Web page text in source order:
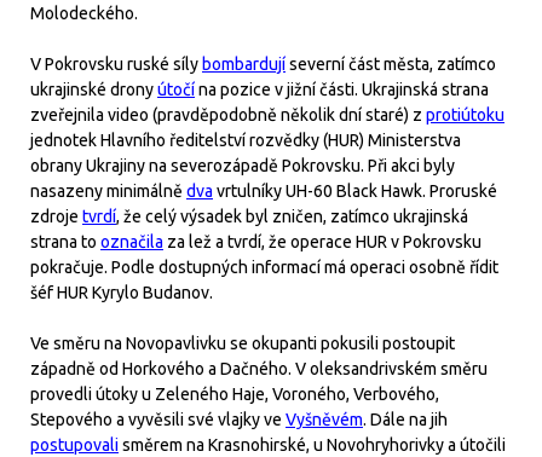
Molodeckého.
V Pokrovsku ruské sílybombardujíseverní část města, zatímco
ukrajinské dronyútočína pozice v jižní části. Ukrajinská strana
zveřejnila video (pravděpodobně několik dní staré) z protiútoku
jednotek Hlavního ředitelství rozvědky (HUR) Ministerstva
obrany Ukrajiny na severozápadě Pokrovsku. Při akci byly
nasazeny minimálně dva vrtulníky UH-60 Black Hawk. Proruské
zdroje tvrdí, že celý výsadek byl zničen, zatímco ukrajinská
strana to označila za lež a tvrdí, že operace HUR v Pokrovsku
pokračuje. Podle dostupných informací má operaci osobně řídit
šéf HUR Kyrylo Budanov.
Ve směru na Novopavlivku se okupanti pokusili postoupit
západně od Horkového a Dačného. V oleksandrivském směru
provedli útoky u Zeleného Haje, Voroného, Verbového,
Stepového a vyvěsili své vlajky ve Vyšněvém. Dále na jih
postupovalisměrem na Krasnohirské, u Novohryhorivky a útočili